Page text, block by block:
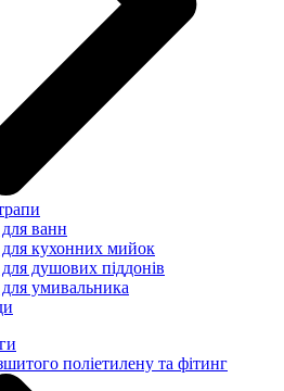
ванн
кухонних мийок
душових піддонів
умивальника
поліетилену та фітинг